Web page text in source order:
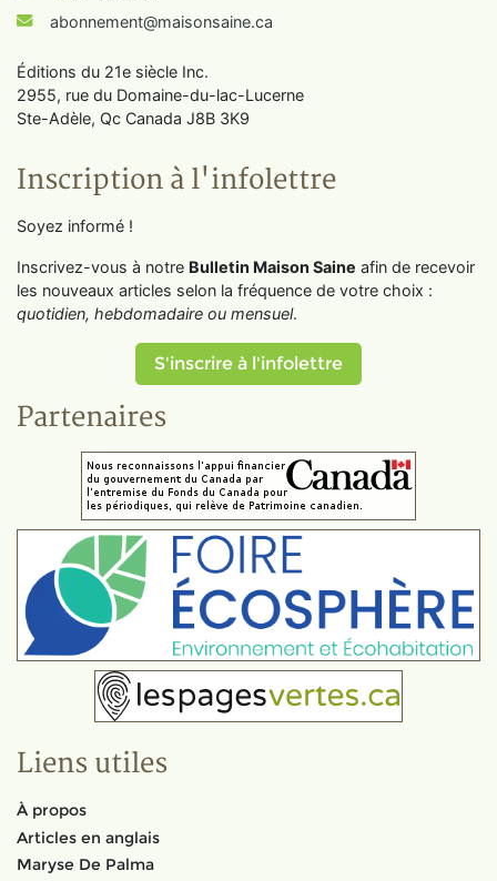
abonnement@maisonsaine.ca
Éditions du 21e siècle Inc.
2955, rue du Domaine-du-lac-Lucerne
Ste-Adèle, Qc Canada J8B 3K9
Inscription à l'infolettre
Soyez informé !
Inscrivez-vous à notre Bulletin Maison Saine afin de recevoir
les nouveaux articles selon la fréquence de votre choix :
quotidien, hebdomadaire ou mensuel.
S'inscrire à l'infolettre
Partenaires
Liens utiles
À propos
Articles en anglais
Maryse De Palma